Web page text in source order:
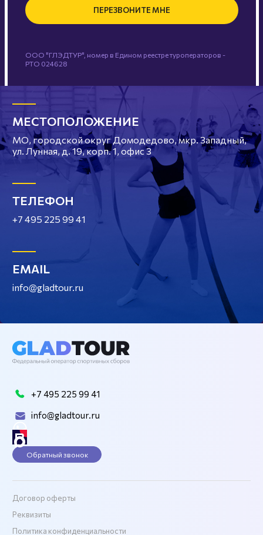
ПЕРЕЗВОНИТЕ МНЕ
ООО "ГЛЭДТУР", номер в Едином реестре туроператоров -
РТО 024628
МЕСТОПОЛОЖЕНИЕ
МО, городской округ Домодедово, мкр. Западный,
ул. Лунная, д. 19, корп. 1, офис 3
ТЕЛЕФОН
+7 495 225 99 41
EMAIL
info@gladtour.ru
+7 495 225 99 41
info@gladtour.ru
Обратный звонок
Договор оферты
Реквизиты
Политика конфиденциальности